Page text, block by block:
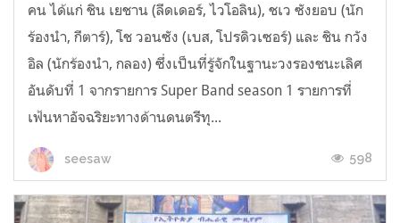
คน ได้แก่ ชิน เยชาน (ลีดเดอร์, ไวโอลิน), ชเว ซังยอบ (นัก
ร้องนำ, กีตาร์), โช วอนซัง (เบส, โปรดิวเซอร์) และ ชิน กวัง
อิล (นักร้องนำ, กลอง) ซึ่งเป็นที่รู้จักในฐานะวงรองชนะเลิศ
อันดับที่ 1 จากรายการ Super Band season 1 รายการที่
เฟ้นหาอัจฉริยะทางด้านดนตรีทุ...
seesaw 598